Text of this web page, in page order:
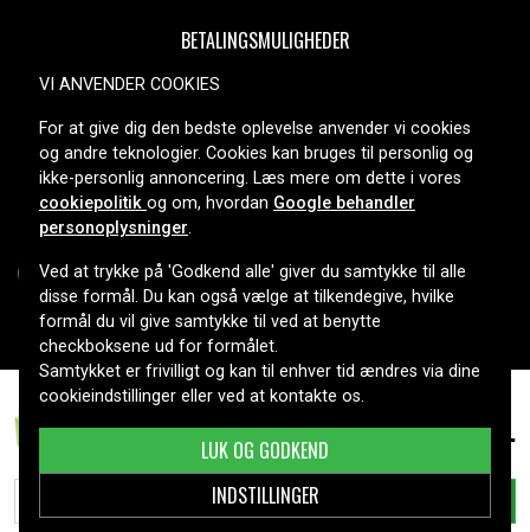
iRobot e5158, 14,4V, 3400mAh 439 kr.
TILFØJ TIL KURV
BETALINGSMULIGHEDER
LEVERINGSMULIGHEDER
Copyright © 2026, Spares Nordic AB
VI ANVENDER COOKIES
For at give dig den bedste oplevelse anvender vi cookies
og andre teknologier. Cookies kan bruges til personlig og
ikke-personlig annoncering. Læs mere om dette i vores
cookiepolitik og om, hvordan Google behandler
personoplysninger.
Ved at trykke på 'Godkend alle' giver du samtykke til alle
disse formål. Du kan også vælge at tilkendegive, hvilke
formål du vil give samtykke til ved at benytte
checkboksene ud for formålet.
Samtykket er frivilligt og kan til enhver tid ændres via dine
cookieindstillinger eller ved at kontakte os.
INDSTILLINGER
LUK OG GODKEND